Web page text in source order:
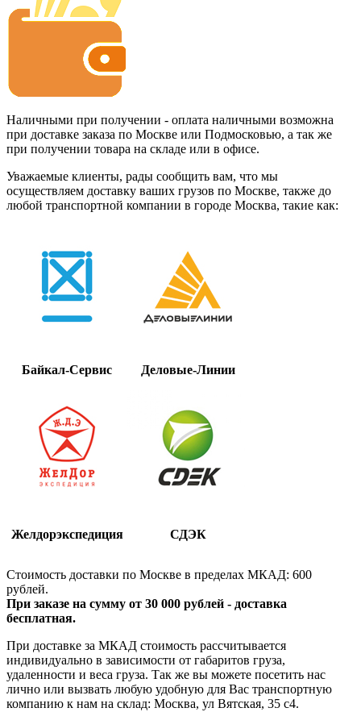
Наличными при получении - оплата наличными возможна
при доставке заказа по Москве или Подмосковью, а так же
при получении товара на складе или в офисе.
Уважаемые клиенты, рады сообщить вам, что мы
осуществляем доставку ваших грузов по Москве, также до
любой транспортной компании в городе Москва, такие как:
Байкал-Сервис Деловые-Линии
Желдорэкспедиция СДЭК
Стоимость доставки по Москве в пределах МКАД: 600
рублей.
При заказе на сумму от 30 000 рублей - доставка
бесплатная.
При доставке за МКАД стоимость рассчитывается
индивидуально в зависимости от габаритов груза,
удаленности и веса груза. Так же вы можете посетить нас
лично или вызвать любую удобную для Вас транспортную
компанию к нам на склад: Москва, ул Вятская, 35 c4.